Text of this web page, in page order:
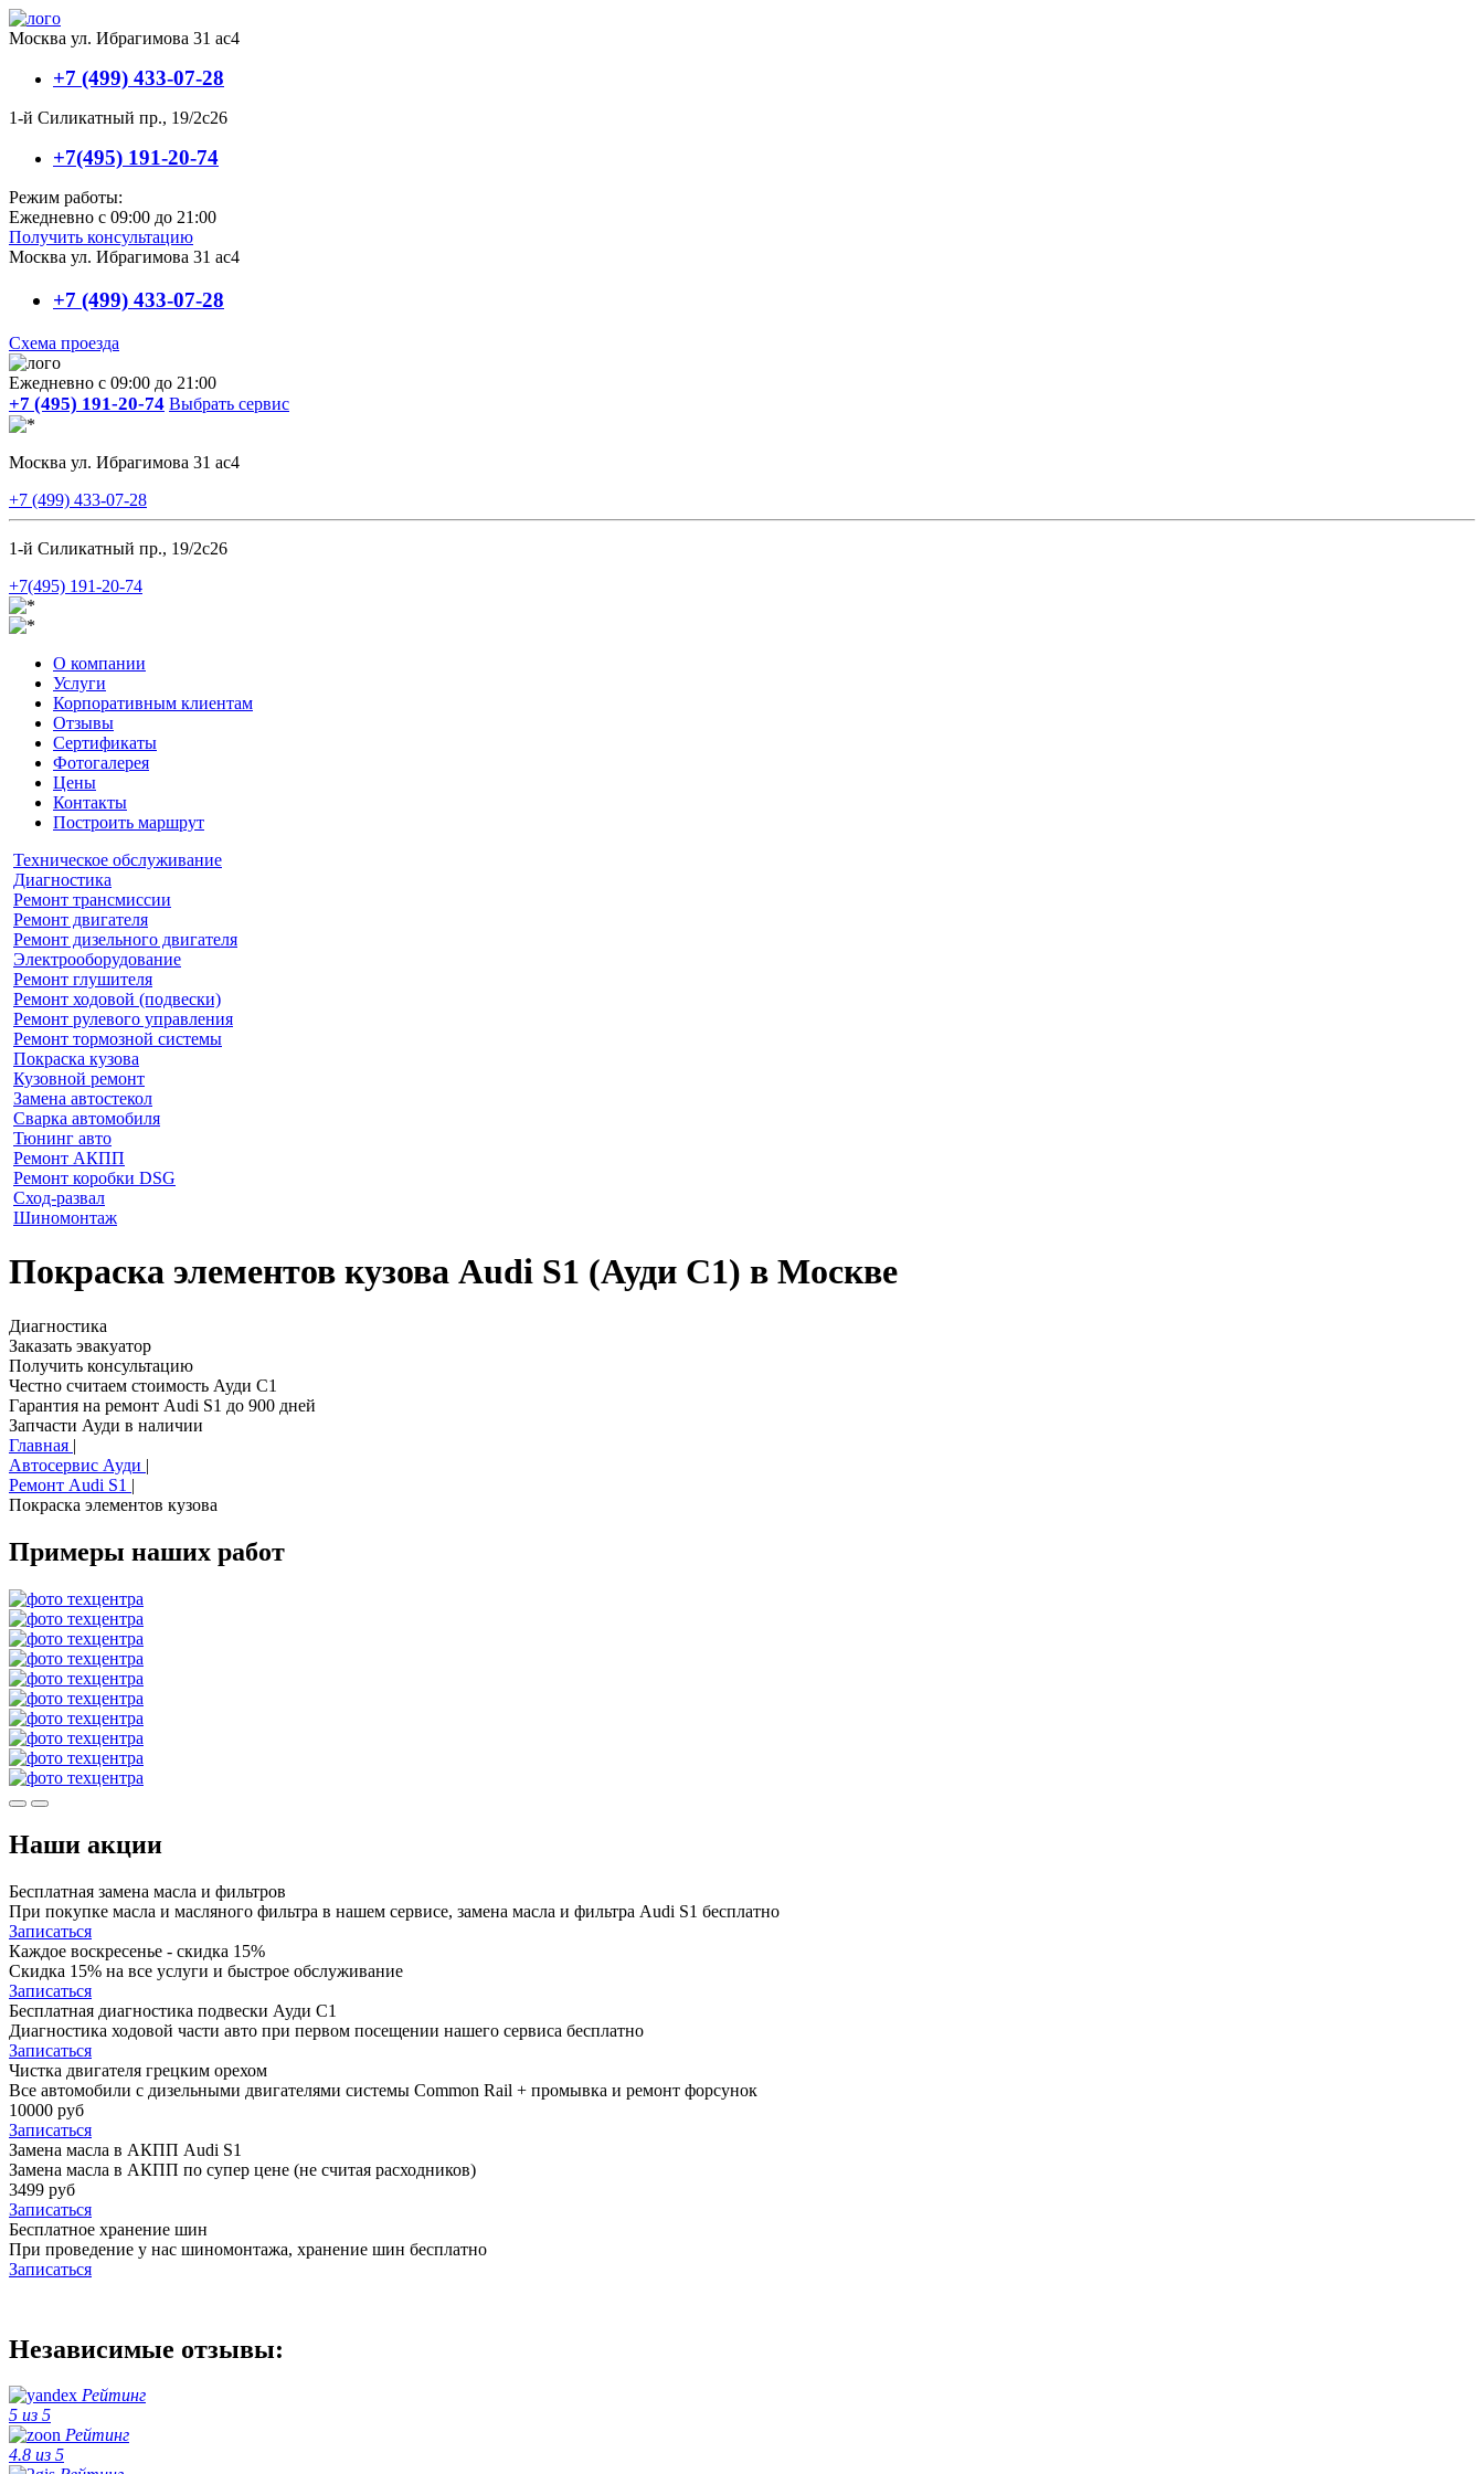
Москва ул. Ибрагимова 31 ас4
+7 (499) 433-07-28
1-й Силикатный пр., 19/2с26
+7(495) 191-20-74
Режим работы:
Ежедневно с 09:00 до 21:00
Получить консультацию
Москва ул. Ибрагимова 31 ас4
+7 (499) 433-07-28
Схема проезда
Ежедневно с 09:00 до 21:00
+7 (495) 191-20-74 Выбрать сервис
Москва ул. Ибрагимова 31 ас4
+7 (499) 433-07-28
1-й Силикатный пр., 19/2с26
+7(495) 191-20-74
О компании
Услуги
Корпоративным клиентам
Отзывы
Сертификаты
Фотогалерея
Цены
Контакты
Построить маршрут
Техническое обслуживание
Диагностика
Ремонт трансмиссии
Ремонт двигателя
Ремонт дизельного двигателя
Электрооборудование
Ремонт глушителя
Ремонт ходовой (подвески)
Ремонт рулевого управления
Ремонт тормозной системы
Покраска кузова
Кузовной ремонт
Замена автостекол
Сварка автомобиля
Тюнинг авто
Ремонт АКПП
Ремонт коробки DSG
Сход-развал
Шиномонтаж
Покраска элементов кузова Audi S1 (Ауди С1) в Москве
Диагностика
Заказать эвакуатор
Получить консультацию
Честно считаем стоимость Ауди С1
Гарантия на ремонт Audi S1 до 900 дней
Запчасти Ауди в наличии
Главная |
Автосервис Ауди |
Ремонт Audi S1 |
Покраска элементов кузова
Примеры наших работ
Наши акции
Бесплатная замена масла и фильтров
При покупке масла и масляного фильтра в нашем сервисе, замена масла и фильтра Audi S1 бесплатно
Записаться
Каждое воскресенье - скидка 15%
Скидка 15% на все услуги и быстрое обслуживание
Записаться
Бесплатная диагностика подвески Ауди С1
Диагностика ходовой части авто при первом посещении нашего сервиса бесплатно
Записаться
Чистка двигателя грецким орехом
Все автомобили c дизельными двигателями системы Common Rail + промывка и ремонт форсунок
10000 руб
Записаться
Замена масла в АКПП Audi S1
Замена масла в АКПП по супер цене (не считая расходников)
3499 руб
Записаться
Бесплатное хранение шин
При проведение у нас шиномонтажа, хранение шин бесплатно
Записаться
Независимые отзывы:
Рейтинг
5 из 5
Рейтинг
4.8 из 5